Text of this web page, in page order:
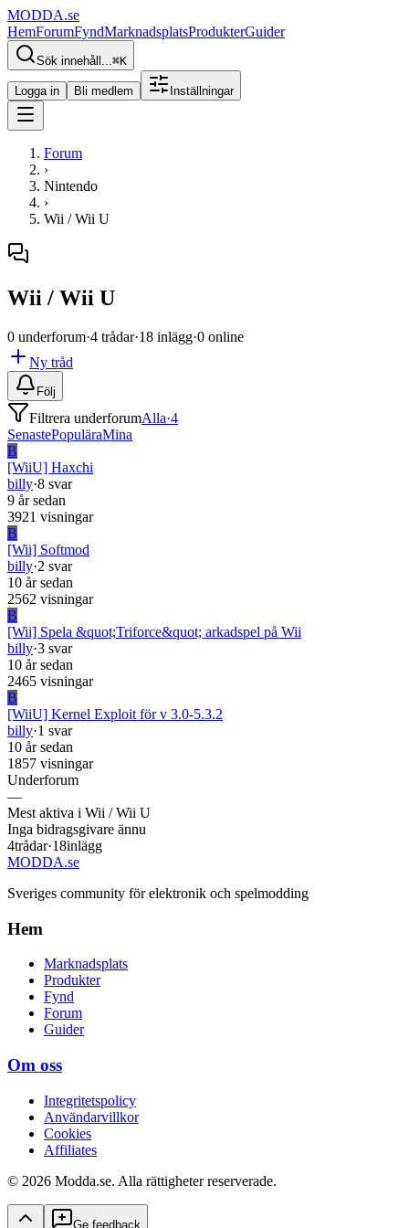
MODDA.se
HemForumFyndMarknadsplatsProdukterGuider
Sök innehåll...⌘K
Logga in Bli medlem Inställningar
Forum
›
Nintendo
›
Wii / Wii U
Wii / Wii U
0 underforum·4 trådar·18 inlägg·0 online
Ny tråd
Följ
Filtrera underforumAlla·4
SenastePopuläraMina
B
[WiiU] Haxchi
billy·8 svar
9 år sedan
3921 visningar
B
[Wii] Softmod
billy·2 svar
10 år sedan
2562 visningar
B
[Wii] Spela &quot;Triforce&quot; arkadspel på Wii
billy·3 svar
10 år sedan
2465 visningar
B
[WiiU] Kernel Exploit för v 3.0-5.3.2
billy·1 svar
10 år sedan
1857 visningar
Underforum
—
Mest aktiva i Wii / Wii U
Inga bidragsgivare ännu
4trådar·18inlägg
MODDA.se
Sveriges community för elektronik och spelmodding
Hem
Marknadsplats
Produkter
Fynd
Forum
Guider
Om oss
Integritetspolicy
Användarvillkor
Cookies
Affiliates
© 2026 Modda.se. Alla rättigheter reserverade.
Ge feedback